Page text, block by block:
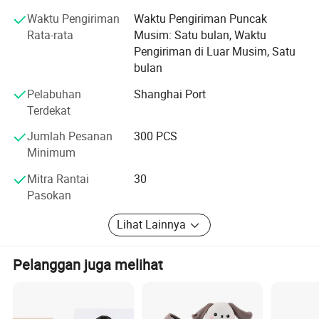
Kami telah lulus, RCTI, SEDEX, BSCI, Wal-Mart, Merlin, Target.
Berapa banyak pekerja yang Anda miliki?
Kami memiliki 500 karyawan, dan kapasitas produksi kami adalah
20000pcs
Biasanya, waktu produksi kami adalah 45 hari setelah biaya yang
disetujui dan deposit yang diterima mewah.
dengan penjualan kami, kami akan melakukan yang terbaik untuk
profesional kami.
Waktu Pengiriman
Rata-rata
Waktu Pengiriman Puncak
Musim: Satu bulan, Waktu
Pengiriman di Luar Musim, Satu
bulan
Pelabuhan
Terdekat
Shanghai Port
Jumlah Pesanan
Minimum
300 PCS
Mitra Rantai
Pasokan
30
Lihat Lainnya
Pelanggan juga melihat